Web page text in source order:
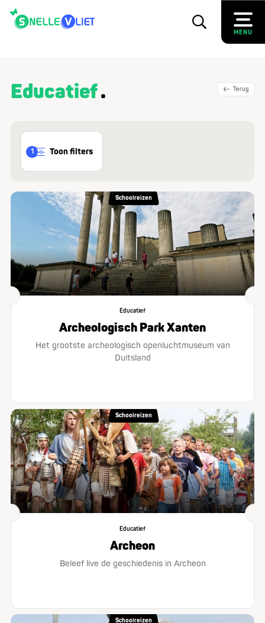
MENU
Terug
Educatief
Toon filters
1
Schoolreizen
Educatief
Archeologisch Park Xanten
Het grootste archeologisch openluchtmuseum van
Duitsland
Schoolreizen
Educatief
Archeon
Beleef live de geschiedenis in Archeon
Schoolreizen